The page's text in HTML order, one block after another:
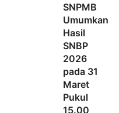
SNPMB
Umumkan
Hasil
SNBP
2026
pada 31
Maret
Pukul
15.00